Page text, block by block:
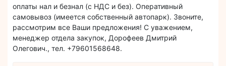
оплаты нал и безнал (с НДС и без). Оперативный
самовывоз (имеется собственный автопарк). Звоните,
рассмотрим все Ваши предложения! С уважением,
менеджер отдела закупок, Дорофеев Дмитрий
Олегович., тел. +79601568648.